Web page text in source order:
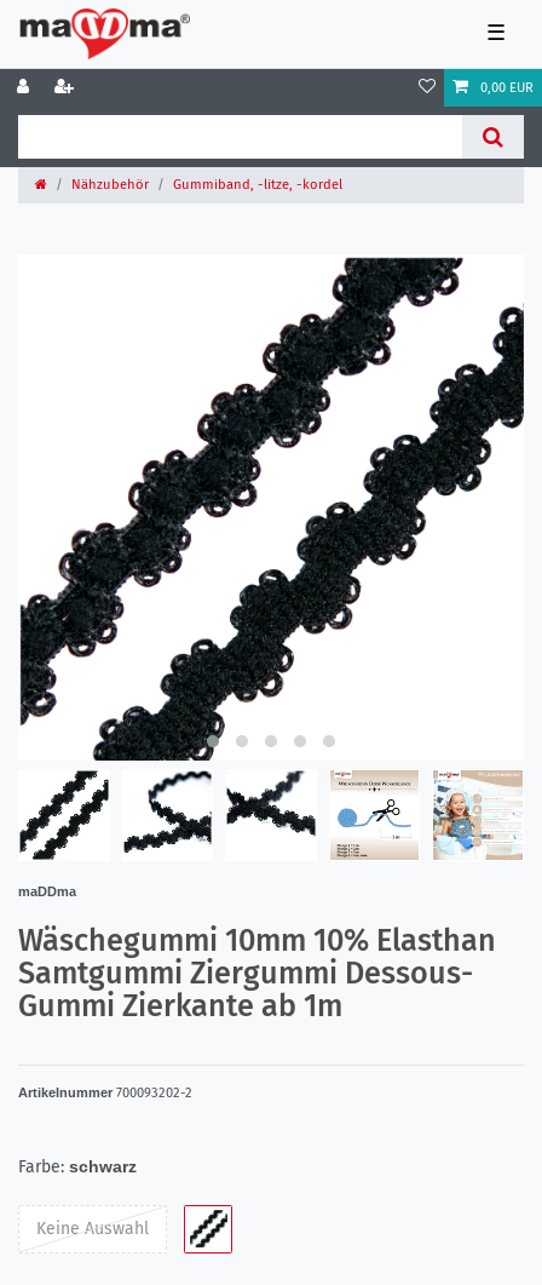
☰
0,00 EUR
Nähzubehör Gummiband, -litze, -kordel
maDDma
Wäschegummi 10mm 10% Elasthan
Samtgummi Ziergummi Dessous-
Gummi Zierkante ab 1m
Artikelnummer 700093202-2
Farbe: schwarz
Keine Auswahl